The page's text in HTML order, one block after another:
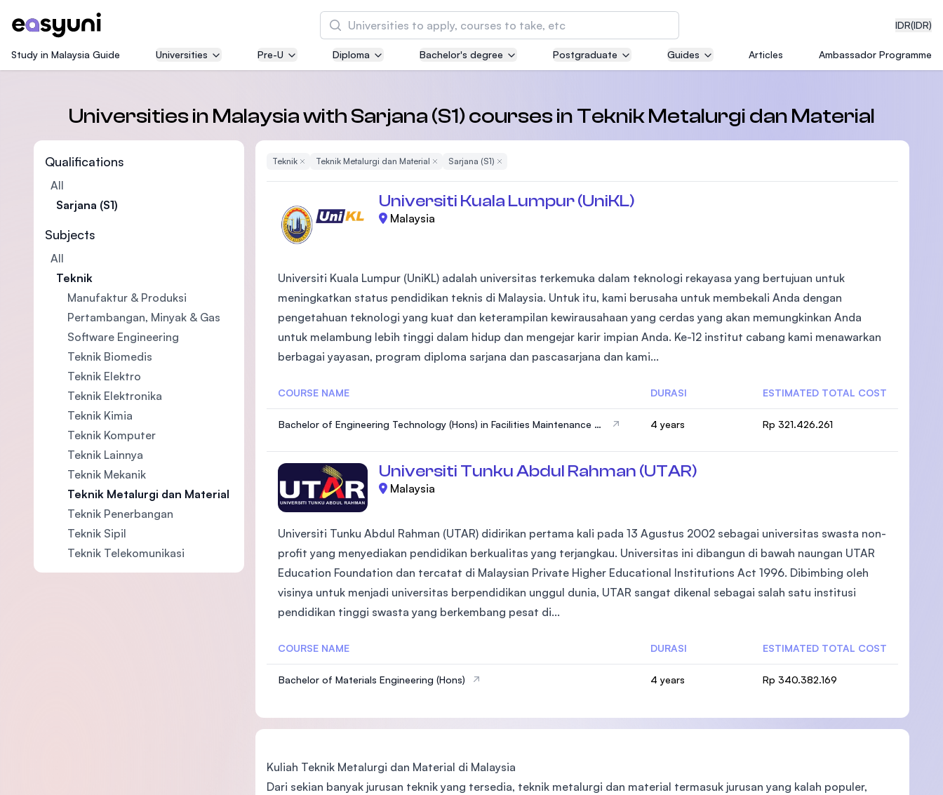
IDR(IDR)
Cari
Asia Pacific University of Technology and
Well-known for Computer Science, IT and Engineering
courses
International Medical University (IMU)
Malaysia's first and most established private medical
and healthcare university
the Massachusetts Institute of Technology (MIT)
SEGi University Kota Damansara
Study in Malaysia Guide Universities Pre-U Diploma Bachelor's degree Postgraduate Guides Articles Ambassador Programme
Universities in Malaysia with Sarjana (S1) courses in Teknik Metalurgi dan Material
Qualifications
All
Sarjana (S1)
Subjects
All
Teknik
Manufaktur & Produksi
Pertambangan, Minyak & Gas
Software Engineering
Teknik Biomedis
Teknik Elektro
Teknik Elektronika
Teknik Kimia
Teknik Komputer
Teknik Lainnya
Teknik Mekanik
Teknik Metalurgi dan Material
Teknik Penerbangan
Teknik Sipil
Teknik Telekomunikasi
TeknikRemove Filter
Teknik Metalurgi dan Material Remove Filter
Sarjana (S1) Remove Filter
Universiti Kuala Lumpur (UniKL)
Malaysia
Universiti Kuala Lumpur (UniKL) adalah universitas terkemuka dalam teknologi rekayasa yang bertujuan untuk
meningkatkan status pendidikan teknis di Malaysia. Untuk itu, kami berusaha untuk membekali Anda dengan
pengetahuan teknologi yang kuat dan keterampilan kewirausahaan yang cerdas yang akan memungkinkan Anda
untuk melambung lebih tinggi dalam hidup dan mengejar karir impian Anda. Ke-12 institut cabang kami menawarkan
berbagai yayasan, program diploma sarjana dan pascasarjana dan kami...
COURSE NAME DURASI ESTIMATED TOTAL COST
Bachelor of Engineering Technology (Hons) in Facilities Maintenance E
4 years Rp 321.426.261
Universiti Tunku Abdul Rahman (UTAR)
Malaysia
Universiti Tunku Abdul Rahman (UTAR) didirikan pertama kali pada 13 Agustus 2002 sebagai universitas swasta non-
profit yang menyediakan pendidikan berkualitas yang terjangkau. Universitas ini dibangun di bawah naungan UTAR
Education Foundation dan tercatat di Malaysian Private Higher Educational Institutions Act 1996. Dibimbing oleh
visinya untuk menjadi universitas berpendidikan unggul dunia, UTAR sangat dikenal sebagai salah satu institusi
pendidikan tinggi swasta yang berkembang pesat di...
COURSE NAME DURASI ESTIMATED TOTAL COST
Bachelor of Materials Engineering (Hons) 4 years Rp 340.382.169
Kuliah Teknik Metalurgi dan Material di Malaysia
Dari sekian banyak jurusan teknik yang tersedia, teknik metalurgi dan material termasuk jurusan yang kalah populer,